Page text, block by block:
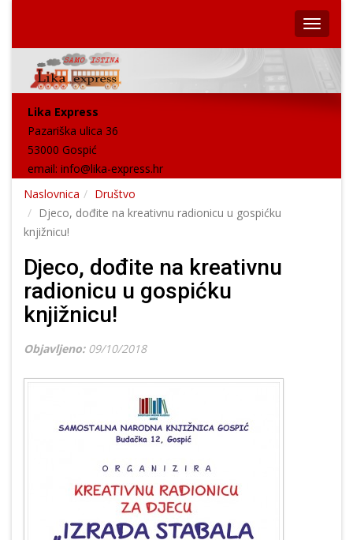
Lika Express
Pazariška ulica 36
53000 Gospić
email: info@lika-express.hr
Naslovnica
Društvo
Djeco, dođite na kreativnu radionicu u gospićku
knjižnicu!
Djeco, dođite na kreativnu
radionicu u gospićku
knjižnicu!
Objavljeno: 09/10/2018